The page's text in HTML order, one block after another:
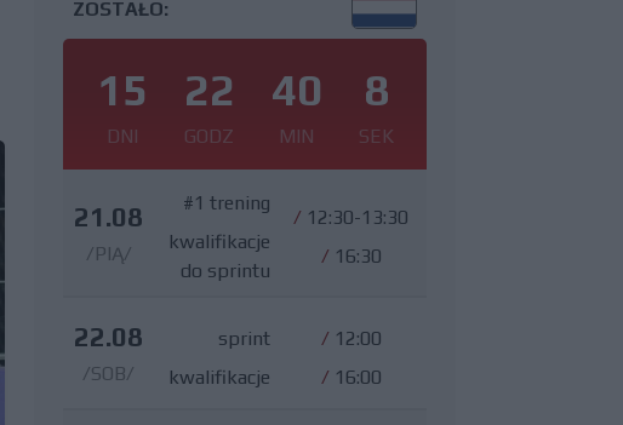
ZOSTAŁO:
15
DNI
22
GODZ
40
MIN
7
SEK
21.08
/PIĄ/
#1 trening
kwalifikacje
do sprintu
/ 12:30-13:30
/ 16:30
22.08
/SOB/
sprint
kwalifikacje
/ 12:00
/ 16:00